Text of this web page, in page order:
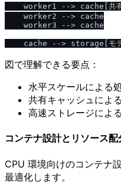
worker1 --> cache[共
    worker2 --> cache
    worker3 --> cache
図で理解できる要点：
水平スケールによる
共有キャッシュによ
高速ストレージによ
コンテナ設計とリソース配
CPU 環境向けのコンテナ
最適化します。